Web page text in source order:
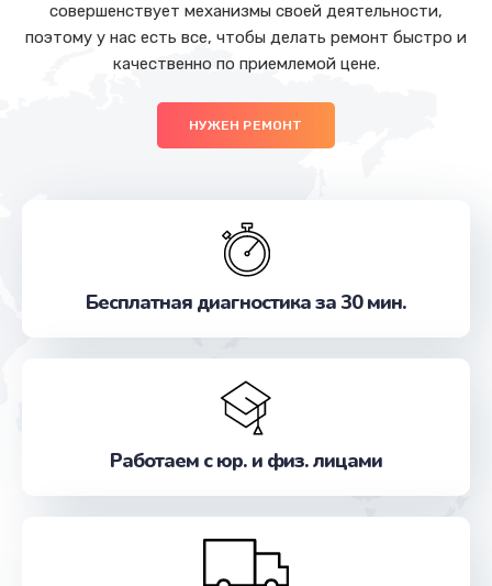
совершенствует механизмы своей деятельности,
поэтому у нас есть все, чтобы делать ремонт быстро и
качественно по приемлемой цене.
НУЖЕН РЕМОНТ
Бесплатная диагностика за 30 мин.
Работаем с юр. и физ. лицами